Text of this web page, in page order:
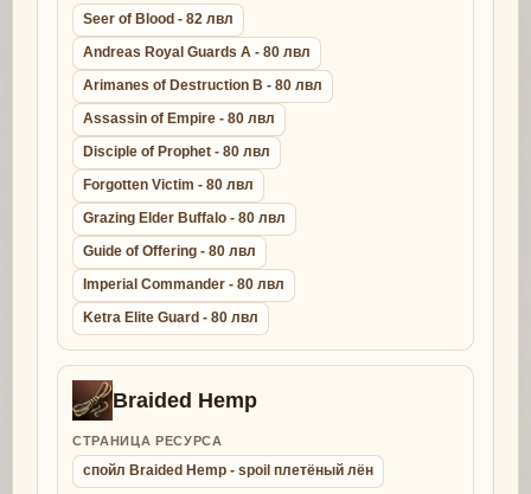
Seer of Blood - 82 лвл
Andreas Royal Guards A - 80 лвл
Arimanes of Destruction B - 80 лвл
Assassin of Empire - 80 лвл
Disciple of Prophet - 80 лвл
Forgotten Victim - 80 лвл
Grazing Elder Buffalo - 80 лвл
Guide of Offering - 80 лвл
Imperial Commander - 80 лвл
Ketra Elite Guard - 80 лвл
Braided Hemp
СТРАНИЦА РЕСУРСА
спойл Braided Hemp - spoil плетёный лён